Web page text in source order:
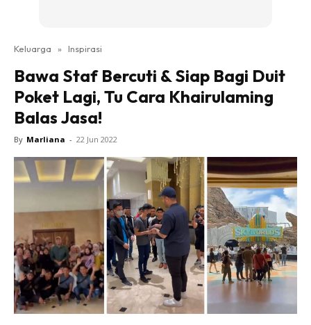
Keluarga » Inspirasi
Bawa Staf Bercuti & Siap Bagi Duit
Poket Lagi, Tu Cara Khairulaming
Balas Jasa!
By Marliana - 22 Jun 2022